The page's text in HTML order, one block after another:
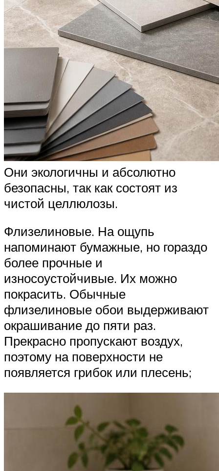
Они экологичны и абсолютно
безопасны, так как состоят из
чистой целлюлозы.
Флизелиновые. На ощупь
напоминают бумажные, но гораздо
более прочные и
износоустойчивые. Их можно
покрасить. Обычные
флизелиновые обои выдерживают
окрашивание до пяти раз.
Прекрасно пропускают воздух,
поэтому на поверхности не
появляется грибок или плесень;